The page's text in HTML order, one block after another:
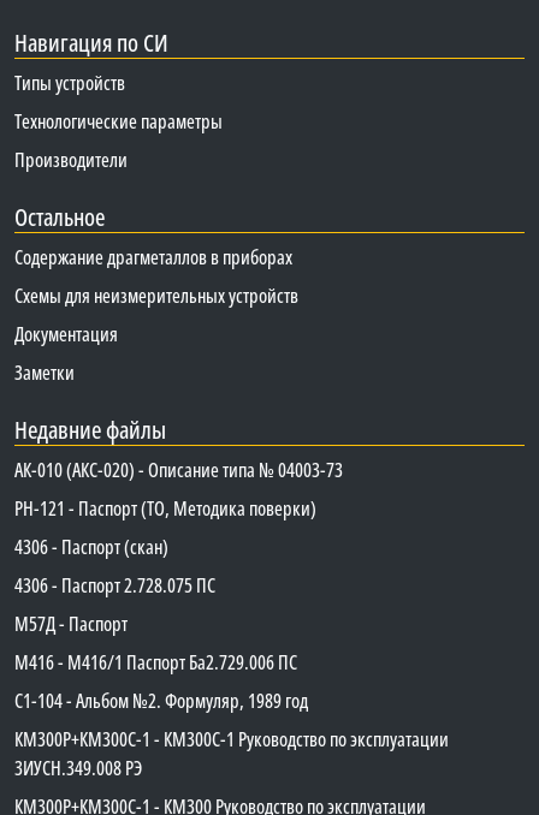
Навигация по СИ
Типы устройств
Технологические параметры
Производители
Остальное
Содержание драгметаллов в приборах
Схемы для неизмерительных устройств
Документация
Заметки
Недавние файлы
АК-010 (АКС-020) - Описание типа № 04003-73
PH-121 - Паспорт (ТО, Методика поверки)
4306 - Паспорт (скан)
4306 - Паспорт 2.728.075 ПС
М57Д - Паспорт
М416 - М416/1 Паспорт Ба2.729.006 ПС
C1-104 - Альбом №2. Формуляр, 1989 год
КМ300Р+КМ300С-1 - КМ300C-1 Руководство по эксплуатации
3ИУСН.349.008 РЭ
КМ300Р+КМ300С-1 - КМ300 Руководство по эксплуатации